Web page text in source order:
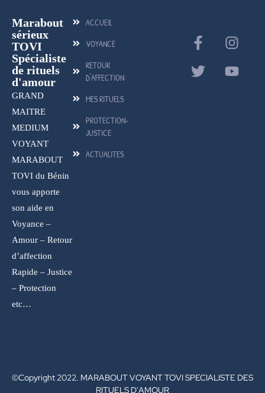
Marabout
sérieux
TOVI
Spécialiste
de rituels
d'amour
GRAND
MAITRE
MEDIUM
VOYANT
MARABOUT
TOVI du Bénin
vous apporte
son aide en
Voyance –
Amour – Retour
d’affection
Rapide – Justice
– Protection
etc…
ACCUEIL
VOYANCE
RETOUR
D'AFFECTION
MES RITUELS
PROTECTION-
JUSTICE
ACTUALITES
©Copyright 2022. MARABOUT VOYANT TOVI SPECIALISTE DES
RITUELS D'AMOUR